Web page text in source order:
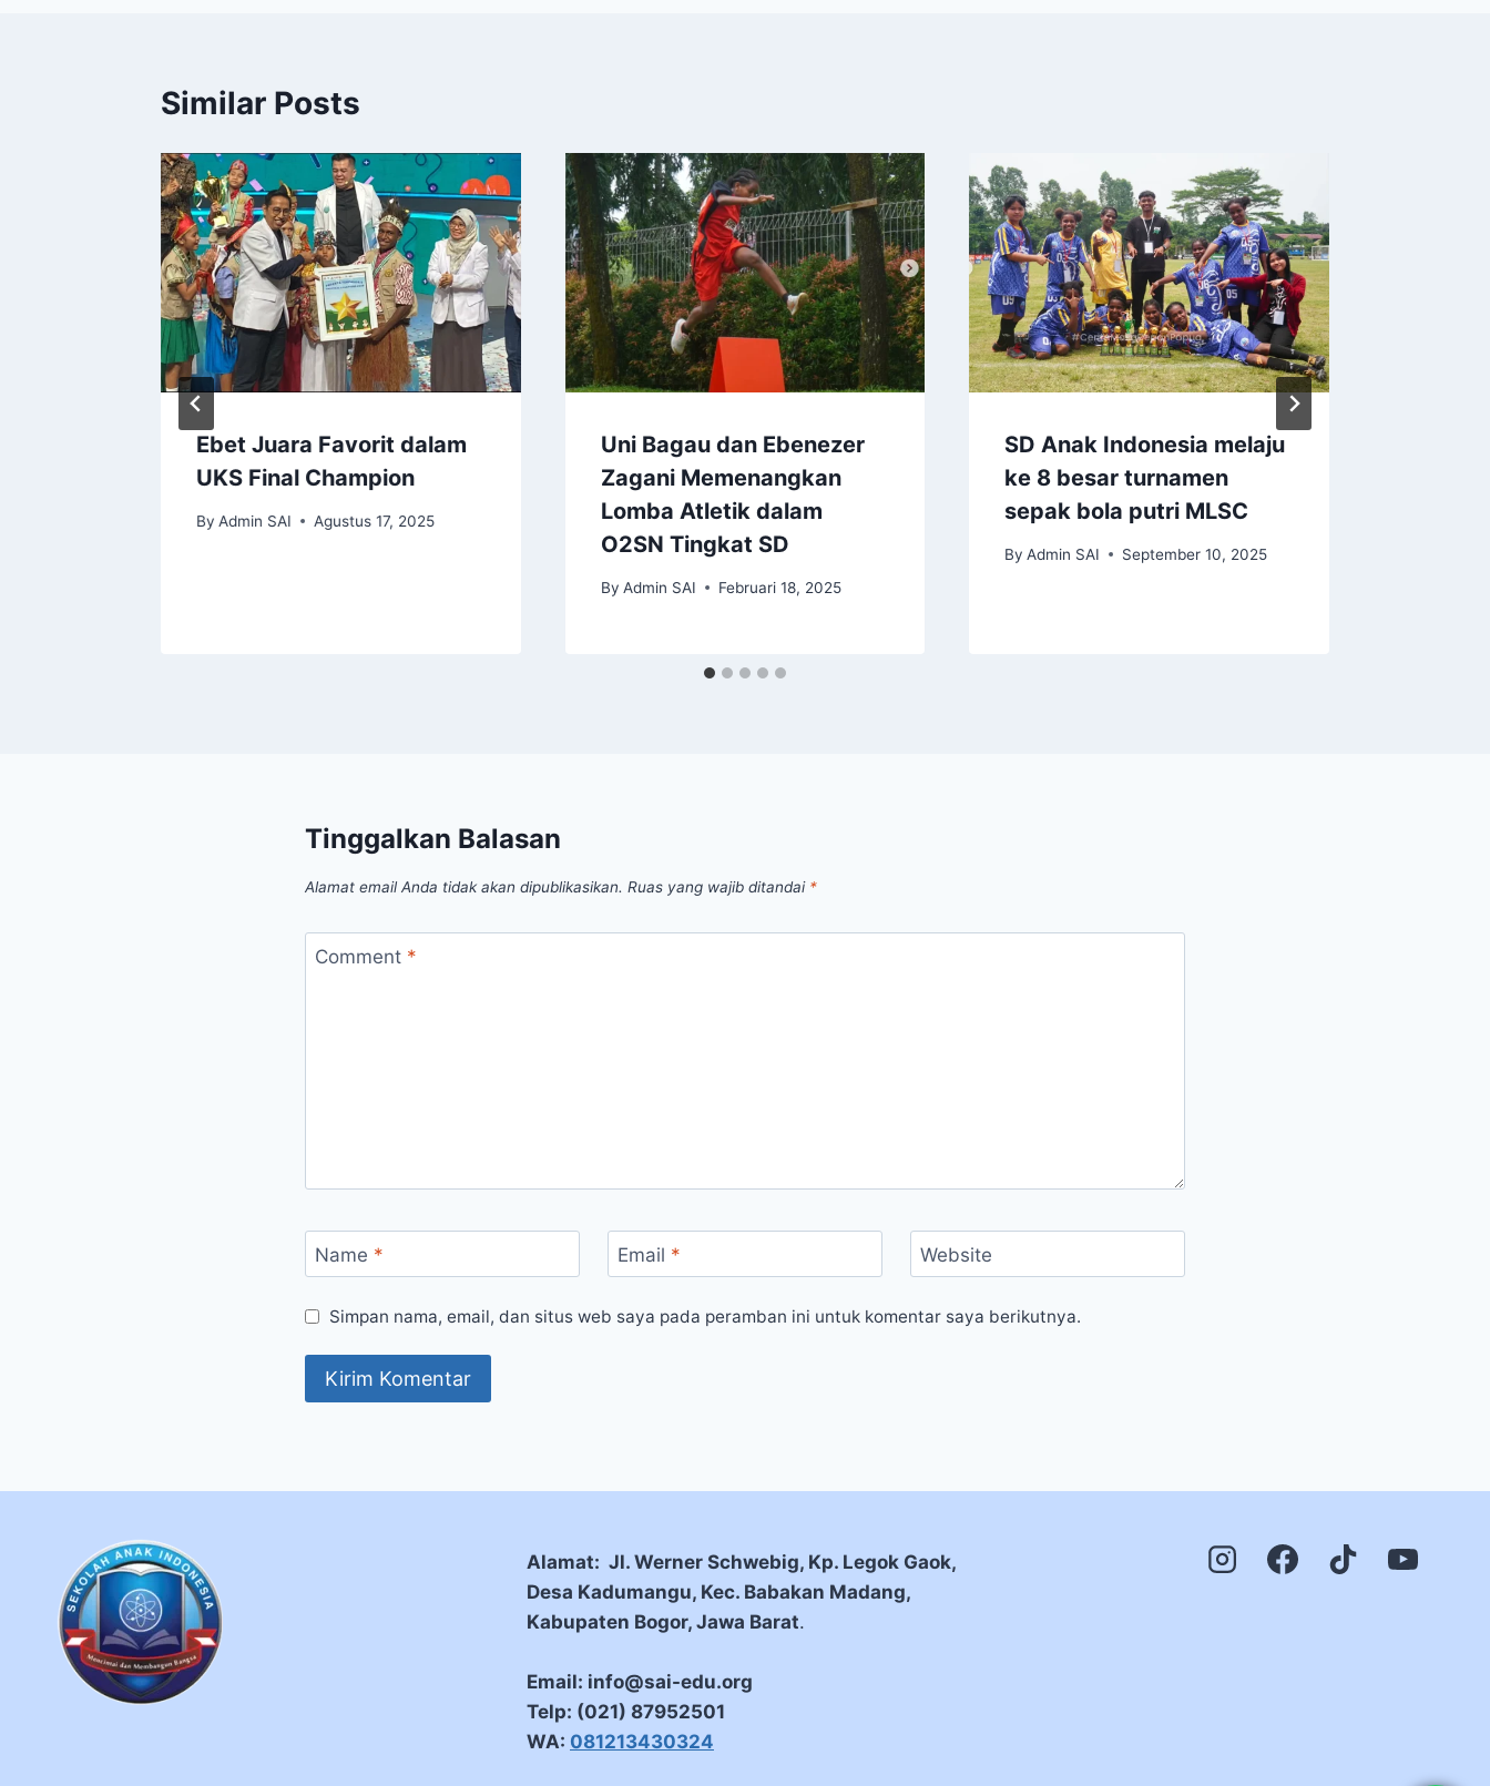
Similar Posts
Ebet Juara Favorit dalam
UKS Final Champion
By Admin SAI Agustus 17, 2025
Uni Bagau dan Ebenezer
Zagani Memenangkan
Lomba Atletik dalam
O2SN Tingkat SD
By Admin SAI Februari 18, 2025
SD Anak Indonesia melaju
ke 8 besar turnamen
sepak bola putri MLSC
By Admin SAI September 10, 2025
Tinggalkan Balasan
Alamat email Anda tidak akan dipublikasikan. Ruas yang wajib ditandai *
Comment *
Name * Email * Website
Simpan nama, email, dan situs web saya pada peramban ini untuk komentar saya berikutnya.
Alamat: Jl. Werner Schwebig, Kp. Legok Gaok,
Desa Kadumangu, Kec. Babakan Madang,
Kabupaten Bogor, Jawa Barat.
Email: info@sai-edu.org
Telp: (021) 87952501
WA: 081213430324